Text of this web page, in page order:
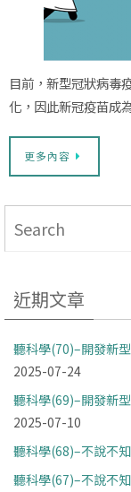
目前，新型冠狀病毒
化，因此新冠疫苗成
更多內容
近期文章
聽科學(70)–開發新
2025-07-24
聽科學(69)–開發新
2025-07-10
聽科學(68)–不說不
聽科學(67)–不說不